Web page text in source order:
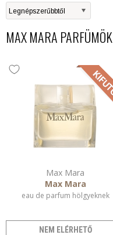
MAX MARA PARFÜMÖK
Max Mara
Max Mara
eau de parfum hölgyeknek
NEM ELÉRHETŐ